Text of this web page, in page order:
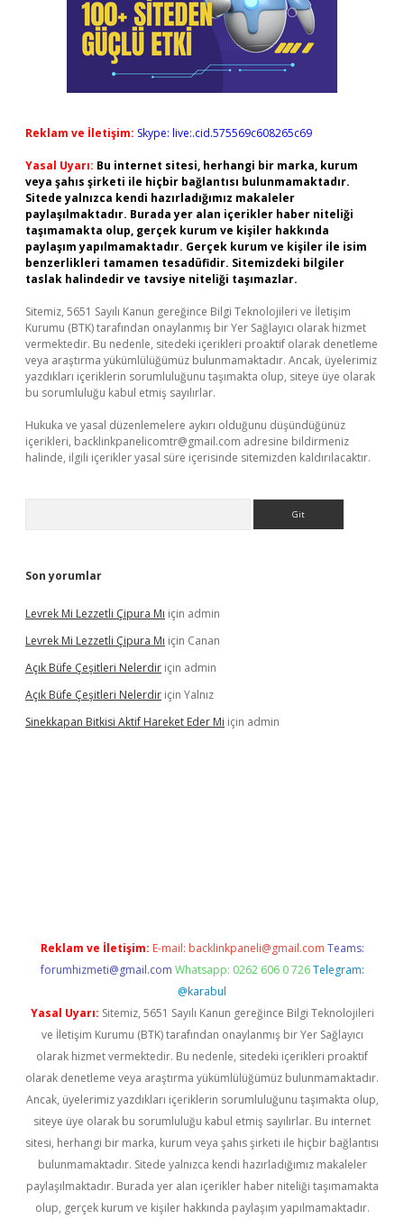
Reklam ve İletişim: Skype: live:.cid.575569c608265c69
Yasal Uyarı: Bu internet sitesi, herhangi bir marka, kurum
veya şahıs şirketi ile hiçbir bağlantısı bulunmamaktadır.
Sitede yalnızca kendi hazırladığımız makaleler
paylaşılmaktadır. Burada yer alan içerikler haber niteliği
taşımamakta olup, gerçek kurum ve kişiler hakkında
paylaşım yapılmamaktadır. Gerçek kurum ve kişiler ile isim
benzerlikleri tamamen tesadüfidir. Sitemizdeki bilgiler
taslak halindedir ve tavsiye niteliği taşımazlar.
Sitemiz, 5651 Sayılı Kanun gereğince Bilgi Teknolojileri ve İletişim
Kurumu (BTK) tarafından onaylanmış bir Yer Sağlayıcı olarak hizmet
vermektedir. Bu nedenle, sitedeki içerikleri proaktif olarak denetleme
veya araştırma yükümlülüğümüz bulunmamaktadır. Ancak, üyelerimiz
yazdıkları içeriklerin sorumluluğunu taşımakta olup, siteye üye olarak
bu sorumluluğu kabul etmiş sayılırlar.
Hukuka ve yasal düzenlemelere aykırı olduğunu düşündüğünüz
içerikleri, backlinkpanelicomtr@gmail.com adresine bildirmeniz
halinde, ilgili içerikler yasal süre içerisinde sitemizden kaldırılacaktır.
Son yorumlar
Levrek Mi Lezzetli Çipura Mı için admin
Levrek Mi Lezzetli Çipura Mı için Canan
Açık Büfe Çeşitleri Nelerdir için admin
Açık Büfe Çeşitleri Nelerdir için Yalnız
Sinekkapan Bitkisi Aktif Hareket Eder Mi için admin
Reklam ve İletişim: E-mail: backlinkpaneli@gmail.com Teams:
forumhizmeti@gmail.com Whatsapp: 0262 606 0 726 Telegram:
@karabul
Yasal Uyarı: Sitemiz, 5651 Sayılı Kanun gereğince Bilgi Teknolojileri
ve İletişim Kurumu (BTK) tarafından onaylanmış bir Yer Sağlayıcı
olarak hizmet vermektedir. Bu nedenle, sitedeki içerikleri proaktif
olarak denetleme veya araştırma yükümlülüğümüz bulunmamaktadır.
Ancak, üyelerimiz yazdıkları içeriklerin sorumluluğunu taşımakta olup,
siteye üye olarak bu sorumluluğu kabul etmiş sayılırlar. Bu internet
sitesi, herhangi bir marka, kurum veya şahıs şirketi ile hiçbir bağlantısı
bulunmamaktadır. Sitede yalnızca kendi hazırladığımız makaleler
paylaşılmaktadır. Burada yer alan içerikler haber niteliği taşımamakta
olup, gerçek kurum ve kişiler hakkında paylaşım yapılmamaktadır.